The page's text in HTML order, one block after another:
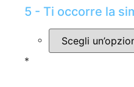
5 - Ti occorre la
*